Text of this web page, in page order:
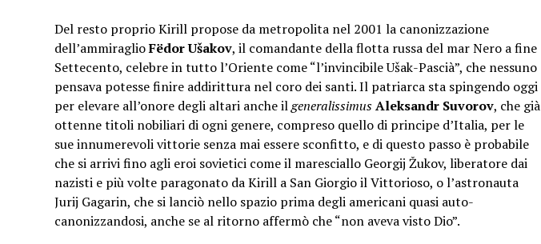
Del resto proprio Kirill propose da metropolita nel 2001 la canonizzazione
dell’ammiraglioFëdor Ušakov, il comandante della flotta russa del mar Nero a fine
Settecento, celebre in tutto l’Oriente come “l’invincibile Ušak-Pascià”, che nessuno
pensava potesse finire addirittura nel coro dei santi. Il patriarca sta spingendo oggi
per elevare all’onore degli altari anche ilgeneralissimus Aleksandr Suvorov, che già
ottenne titoli nobiliari di ogni genere, compreso quello di principe d’Italia, per le
sue innumerevoli vittorie senza mai essere sconfitto, e di questo passo è probabile
che si arrivi fino agli eroi sovietici come il maresciallo Georgij Žukov, liberatore dai
nazisti e più volte paragonato da Kirill a San Giorgio il Vittorioso, o l’astronauta
Jurij Gagarin, che si lanciò nello spazio prima degli americani quasi auto-
canonizzandosi, anche se al ritorno affermò che “non aveva visto Dio”.